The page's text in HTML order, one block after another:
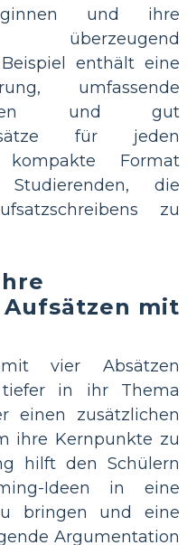
und ihre
überzeugend
enthält eine
umfassende
und gut
für jeden
kompakte Format
die
zu
mit
vier Absätzen
in ihr Thema
einen zusätzlichen
ihre Kernpunkte zu
hilft den Schülern
Ideen in eine
bringen und eine
Argumentation